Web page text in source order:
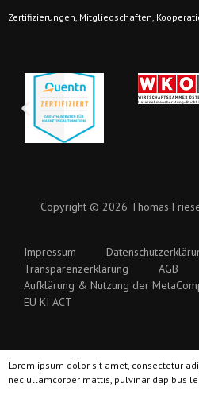
Zertifizierungen, Mitgliedschaften,
Copyright © 2026 Thomas
Impressum
Transparenzerklärung
AGB
Aufklärung & Nutzung der
EU KI ACT
Lorem ipsum dolor sit amet, consectetur
nec ullamcorper mattis, pulvinar dapibus